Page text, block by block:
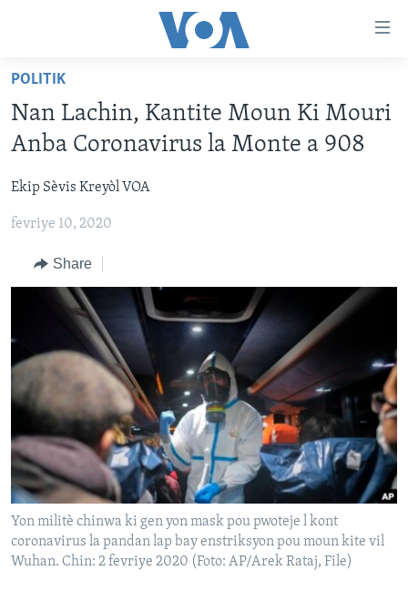
Skip
main
content
to
Navigation
LÈZETAZINI
ENTÈNASYONAL
VIDEO
FLASHPOINT IKRÈN
Learning English
SUIV NOU
Languages
POLITIK
Nan Lachin, Kantite Moun Ki Mouri
Anba Coronavirus la Monte a 908
Ekip Sèvis Kreyòl VOA
fevriye 10, 2020
Share
Yon militè chinwa ki gen yon mask pou pwoteje l kont
coronavirus la pandan lap bay enstriksyon pou moun kite vil
Wuhan. Chin: 2 fevriye 2020 (Foto: AP/Arek Rataj, File)